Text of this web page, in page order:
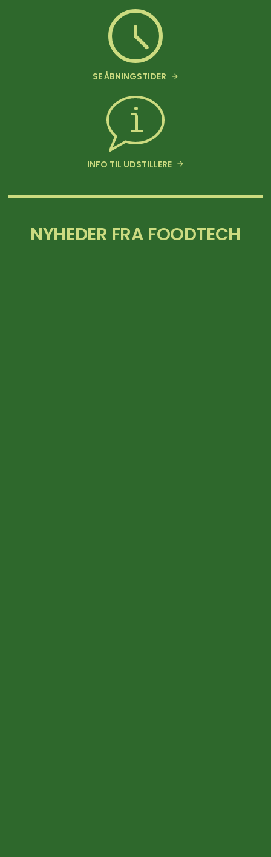
SE ÅBNINGSTIDER
INFO TIL UDSTILLERE
NYHEDER FRA FOODTECH